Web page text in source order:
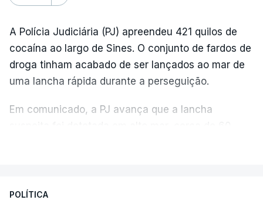
A Polícia Judiciária (PJ) apreendeu 421 quilos de
cocaína ao largo de Sines. O conjunto de fardos de
droga tinham acabado de ser lançados ao mar de
uma lancha rápida durante a perseguição.
Em comunicado, a PJ avança que a lancha
desencadeando uma ação de prevenção
POLÍTICA